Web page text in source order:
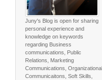
Juny's Blog is open for sharing
personal experience and
knowledge on keywords
regarding Business
communications, Public
Relations, Marketing
Communications, Organizational
Communicaitons, Soft Skills,